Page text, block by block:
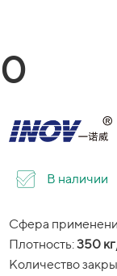
В наличии
Сфера
Плотность:350
Количество